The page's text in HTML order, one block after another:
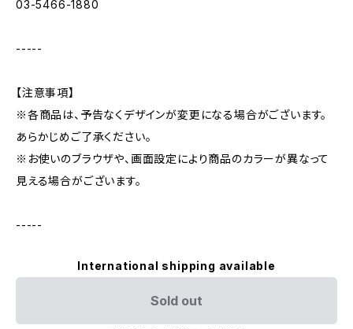
03-5466-1880
-----
【注意事項】
※各商品は、予告なくデザインが変更になる場合がございます。
あらかじめご了承ください。
※お使いのブラウザや、画面設定により商品のカラーが異なって
見える場合がございます。
-----
International shipping available
Sold out